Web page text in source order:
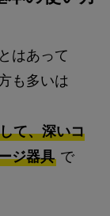
はあって
も多いは
て、深いコ
ジ器具で